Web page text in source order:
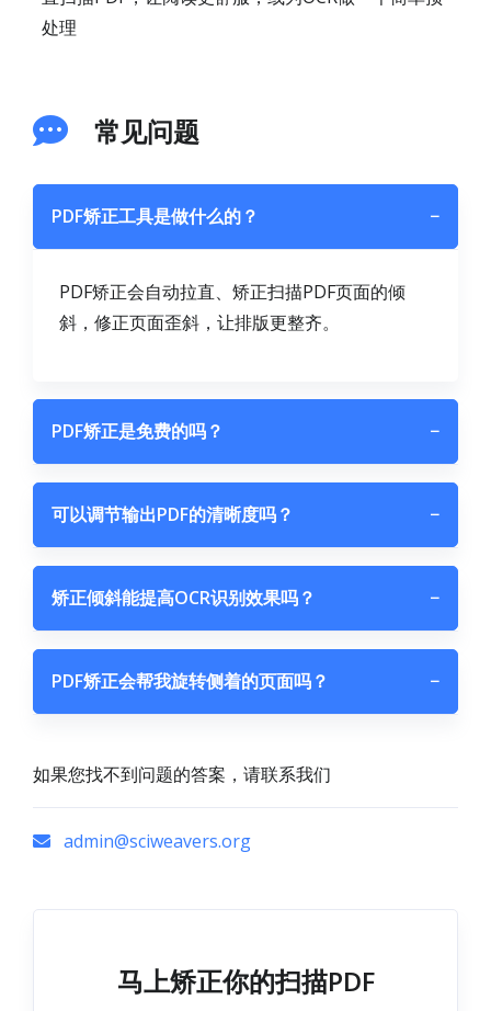
处理
常见问题
PDF矫正工具是做什么的？ −
PDF矫正会自动拉直、矫正扫描PDF页面的倾
斜，修正页面歪斜，让排版更整齐。
PDF矫正是免费的吗？ −
可以调节输出PDF的清晰度吗？ −
矫正倾斜能提高OCR识别效果吗？ −
PDF矫正会帮我旋转侧着的页面吗？ −
如果您找不到问题的答案，请联系我们
admin@sciweavers.org
马上矫正你的扫描PDF